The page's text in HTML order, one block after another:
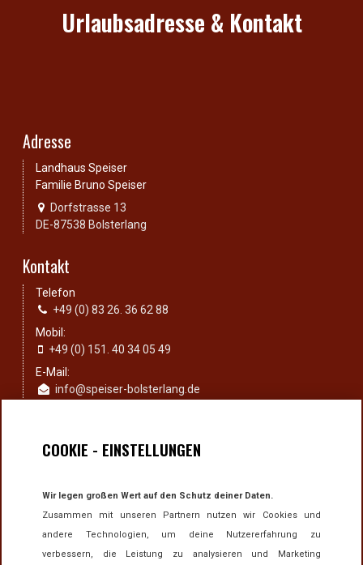
Urlaubsadresse & Kontakt
Adresse
Landhaus Speiser
Familie Bruno Speiser
Dorfstrasse 13
DE-87538 Bolsterlang
Kontakt
Telefon
+49 (0) 83 26. 36 62 88
Mobil:
+49 (0) 151. 40 34 05 49
E-Mail:
info@speiser-bolsterlang.de
Impressum
E-Mail Datenschutz
Barrierefreiheit
COOKIE - EINSTELLUNGEN
Wir legen großen Wert auf den Schutz deiner Daten.
Zusammen mit unseren Partnern nutzen wir Cookies und
andere Technologien, um deine Nutzererfahrung zu
verbessern, die Leistung zu analysieren und Marketing